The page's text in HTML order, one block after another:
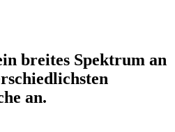
breites Spektrum an
an.